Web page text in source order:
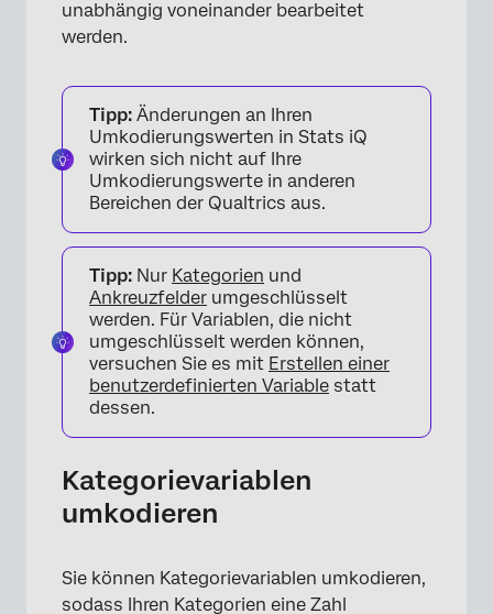
unabhängig voneinander bearbeitet
werden.
Tipp: Änderungen an Ihren
Umkodierungswerten in Stats iQ
wirken sich nicht auf Ihre
Umkodierungswerte in anderen
Bereichen der Qualtrics aus.
Tipp: Nur Kategorien und
Ankreuzfelder umgeschlüsselt
werden. Für Variablen, die nicht
umgeschlüsselt werden können,
versuchen Sie es mit Erstellen einer
benutzerdefinierten Variable statt
dessen.
Kategorievariablen
umkodieren
Sie können Kategorievariablen umkodieren,
sodass Ihren Kategorien eine Zahl